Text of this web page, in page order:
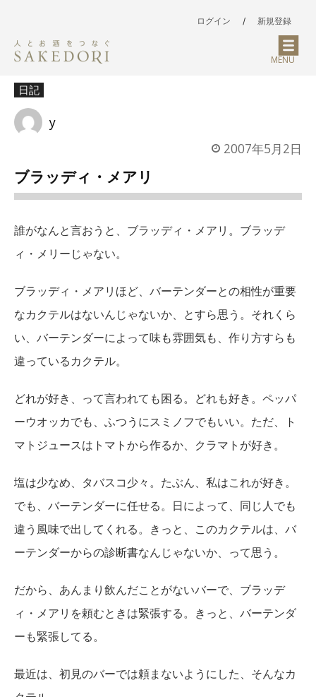
ログイン / 新規登録
MENU
日記
y
2007年5月2日
ブラッディ・メアリ
誰がなんと言おうと、ブラッディ・メアリ。ブラッデ
ィ・メリーじゃない。
ブラッディ・メアリほど、バーテンダーとの相性が重要
なカクテルはないんじゃないか、とすら思う。それくら
い、バーテンダーによって味も雰囲気も、作り方すらも
違っているカクテル。
どれが好き、って言われても困る。どれも好き。ペッパ
ーウオッカでも、ふつうにスミノフでもいい。ただ、ト
マトジュースはトマトから作るか、クラマトが好き。
塩は少なめ、タバスコ少々。たぶん、私はこれが好き。
でも、バーテンダーに任せる。日によって、同じ人でも
違う風味で出してくれる。きっと、このカクテルは、バ
ーテンダーからの診断書なんじゃないか、って思う。
だから、あんまり飲んだことがないバーで、ブラッデ
ィ・メアリを頼むときは緊張する。きっと、バーテンダ
ーも緊張してる。
最近は、初見のバーでは頼まないようにした、そんなカ